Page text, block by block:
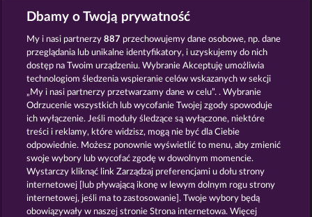
Blitz Coins Western Jack
Texas Tycoon Super Piggy Coins
Zasady i warunki
Oświadczenie dotyczące prywatności i plików
cookie
Dbamy o Twoją prywatność
My i nasi partnerzy887 przechowujemy dane osobowe, np. dane
przeglądania lub unikalne identyfikatory, i uzyskujemy do nich
dostęp na Twoim urządzeniu. Wybranie Akceptuję umożliwia
technologiom śledzenia wspieranie celów wskazanych w sekcji
„My i nasi partnerzy przetwarzamy dane w celu”. . Wybranie
Odrzucenie wszystkich lub wycofanie Twojej zgody spowoduje
ich wyłączenie. Jeśli moduły śledzące są wyłączone, niektóre
treści i reklamy, które widzisz, mogą nie być dla Ciebie
odpowiednie. Możesz ponownie wyświetlić to menu, aby zmienić
swoje wybory lub wycofać zgodę w dowolnym momencie.
Wystarczy kliknąć link Zarządzaj preferencjami u dołu strony
internetowej [lub pływającą ikonę w lewym dolnym rogu strony
internetowej, jeśli ma to zastosowanie]. Twoje wybory będą
obowiązywały w naszej stronie Strona internetowa. Więcej